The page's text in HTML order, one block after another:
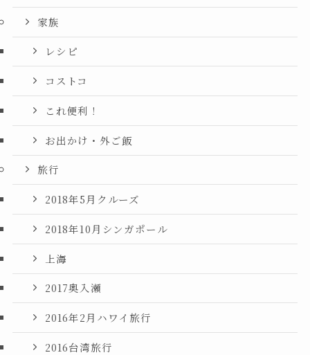
家族
レシピ
コストコ
これ便利！
お出かけ・外ご飯
旅行
2018年5月クルーズ
2018年10月シンガポール
上海
2017奥入瀬
2016年2月ハワイ旅行
2016台湾旅行